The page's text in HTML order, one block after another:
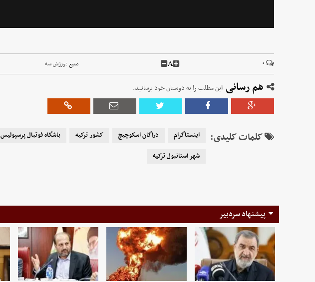
۰ A منبع :ورزش سه
هم رسانی این مطلب را به دوستان خود برسانید.
کلمات کلیدی: اینستاگرام دراگان اسکوچیچ کشور ترکیه
باشگاه فوتبال پرسپولیس
شهر استانبول ترکیه
پیشنهاد سردبیر